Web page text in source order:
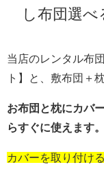
し布団選べ
当店のレンタル布
ト】と、敷布団＋
お布団と枕にカバ
らすぐに使えます。
カバーを取り付け